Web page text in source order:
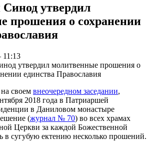
утвердил
прошения о сохранении
11:13
своем внеочередном заседании,
2018 года в Патриаршей
в Даниловом монастыре
(журнал № 70) во всех храмах
Церкви за каждой Божественной
в сугубую ектению несколько прошений.